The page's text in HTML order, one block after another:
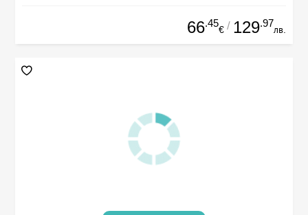
66.45
€ / 129.97
лв.